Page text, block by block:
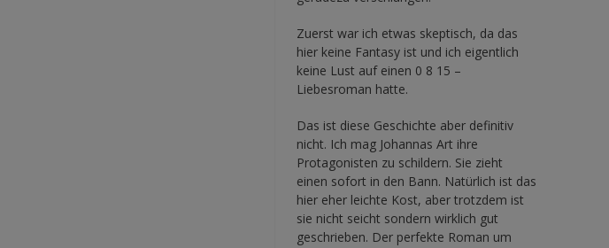
Zuerst war ich etwas skeptisch, da das
hier keine Fantasy ist und ich eigentlich
keine Lust auf einen 0 8 15 –
Liebesroman hatte.
Das ist diese Geschichte aber definitiv
nicht. Ich mag Johannas Art ihre
Protagonisten zu schildern. Sie zieht
einen sofort in den Bann. Natürlich ist das
hier eher leichte Kost, aber trotzdem ist
sie nicht seicht sondern wirklich gut
geschrieben. Der perfekte Roman um